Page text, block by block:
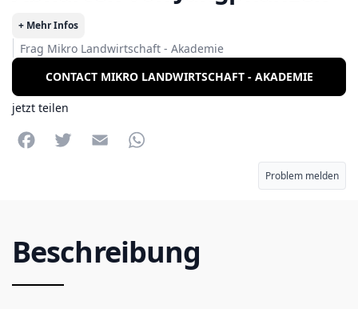
+ Mehr Infos
Frag Mikro Landwirtschaft - Akademie
CONTACT MIKRO LANDWIRTSCHAFT - AKADEMIE
jetzt teilen
FacebookTwitter Email
Problem melden
Beschreibung